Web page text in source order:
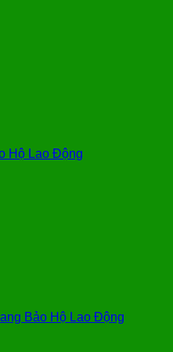
Hộ Lao Động
Bảo Hộ Lao Động